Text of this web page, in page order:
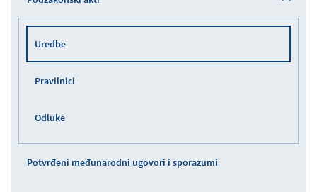
Uredbe
Pravilnici
Odluke
Potvrđeni međunarodni ugovori i sporazumi